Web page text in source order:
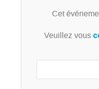
Cet
Veuillez vous